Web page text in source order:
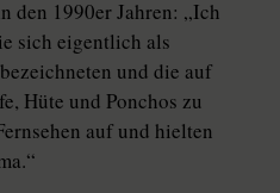
den 1990er Jahren: „Ich
sich eigentlich als
und die auf
Hüte und Ponchos zu
auf und hielten